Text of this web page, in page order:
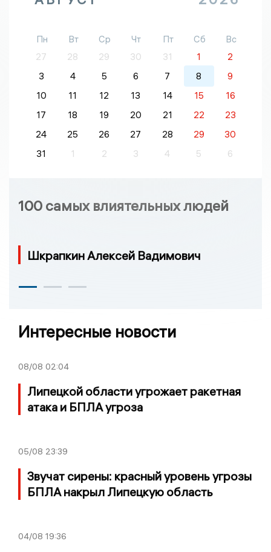
Пн Вт Ср Чт Пт Сб
Вс
27
28 29 30 31 1
2
3
4 5 6 7 8
9
10
11 12 13 14 15
16
17
18 19 20 21 22
23
24
25 26 27 28 29
30
31
1 2 3 4 5 6
100 самых влиятельных людей
Шкрапкин Алексей Вадимович
Интересные новости
08/08 02:04
Липецкой области угрожает ракетная
атака и БПЛА угроза
05/08 23:39
Звучат сирены: красный уровень угрозы
БПЛА накрыл Липецкую область
04/08 19:36